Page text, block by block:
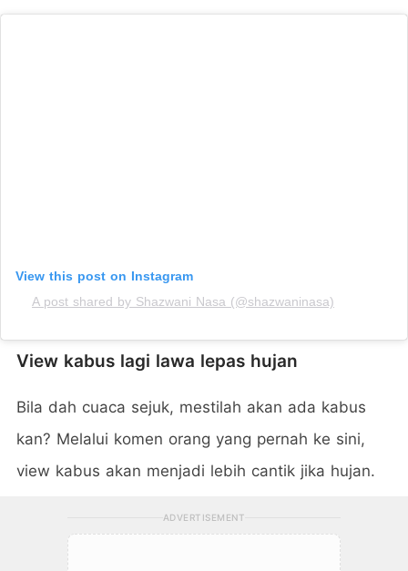
View this post on Instagram
A post shared by Shazwani Nasa (@shazwaninasa)
View kabus lagi lawa lepas hujan
Bila dah cuaca sejuk, mestilah akan ada kabus
kan? Melalui komen orang yang pernah ke sini,
view kabus akan menjadi lebih cantik jika hujan.
ADVERTISEMENT